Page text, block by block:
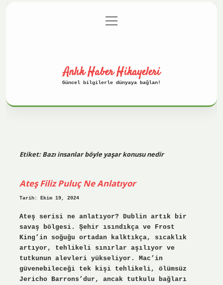
Gizlilik Politikası
menüyü
aç
Anlık Haber Hikayeleri
Güncel bilgilerle dünyaya bağlan!
Etiket:Bazı insanlar böyle yaşar konusu nedir
Ateş Filiz Puluç Ne Anlatıyor
Tarih: Ekim 19, 2024
Ateş serisi ne anlatıyor? Dublin artık bir
savaş bölgesi. Şehir ısındıkça ve Frost
King’in soğuğu ortadan kalktıkça, sıcaklık
artıyor, tehlikeli sınırlar aşılıyor ve
tutkunun alevleri yükseliyor. Mac’in
güvenebileceği tek kişi tehlikeli, ölümsüz
Jericho Barrons’dur, ancak tutkulu bağları